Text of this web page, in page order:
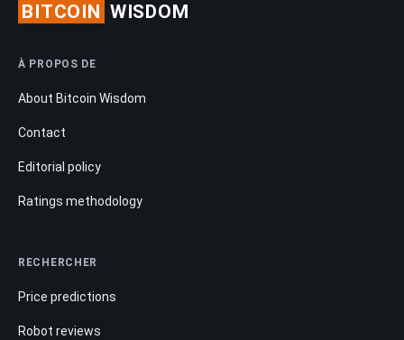
BITCOIN WISDOM
À PROPOS DE
About Bitcoin Wisdom
Contact
Editorial policy
Ratings methodology
RECHERCHER
Price predictions
Robot reviews